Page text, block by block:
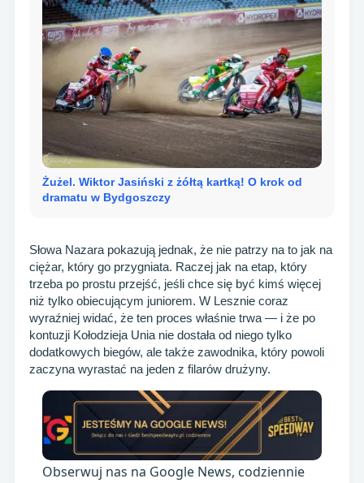
Żużel. Wiktor Jasiński z żółtą kartką! O krok od
dramatu w Bydgoszczy
Słowa Nazara pokazują jednak, że nie patrzy na to jak na
ciężar, który go przygniata. Raczej jak na etap, który
trzeba po prostu przejść, jeśli chce się być kimś więcej
niż tylko obiecującym juniorem. W Lesznie coraz
wyraźniej widać, że ten proces właśnie trwa — i że po
kontuzji Kołodzieja Unia nie dostała od niego tylko
dodatkowych biegów, ale także zawodnika, który powoli
zaczyna wyrastać na jeden z filarów drużyny.
Obserwuj nas na Google News, codziennie